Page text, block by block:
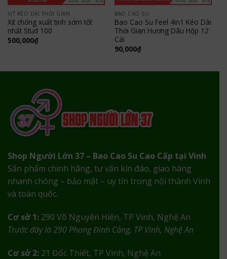
XỊT KÉO DÀI THỜI GIAN
Xịt chống xuất tinh sớm tốt
nhất Stud 100
500,000₫
BAO CAO SU
Bao Cao Su Feel 4in1 Kéo Dài
Thời Gian Hương Dâu Hộp 12
Cái
90,000₫
Shop Người Lớn 37 – Bao Cao Su Cao Cấp tại Vinh
Sản phẩm chính hãng, tư vấn kín đáo, giao hàng
nhanh chóng – bảo mật – uy tín trong nội thành Vinh
và toàn quốc.
Cơ sở 1: 290 Võ Nguyên Hiến, TP Vinh, Nghệ An
Trước đây là 290 Phong Đình Cảng, TP Vinh, Nghệ An
Cơ sở 2: 21 Đốc Thiết, TP Vinh, Nghệ An